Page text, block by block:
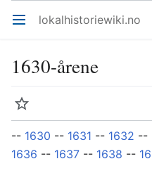
Åpne hovedmenyen lokalhistoriewiki.no
1630-årene
Overvåk
-- 1630 -- 1631 -- 1632 --
1636 -- 1637 -- 1638 --